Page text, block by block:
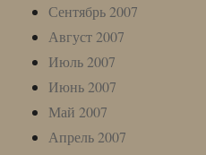
Сентябрь 2007
Август 2007
Июль 2007
Июнь 2007
Май 2007
Апрель 2007